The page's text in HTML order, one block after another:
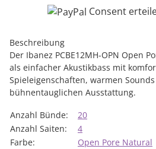
Consent
Beschreibung
Der Ibanez PCBE12MH-OPN Open
als einfacher Akustikbass mit
Spieleigenschaften, warmen
bühnentauglichen Ausstattung.
Produkteigenschaft
Wert
Anzahl Bünde:
20
Anzahl Saiten:
4
Farbe:
Open Pore Natural